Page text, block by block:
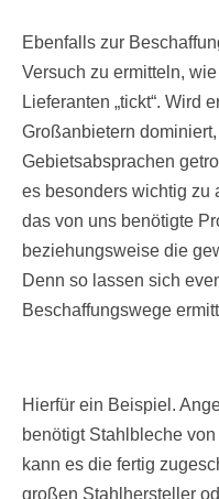
Ebenfalls zur
Versuch zu ermitteln,
Lieferanten „tickt“. Wird
Großanbietern
Gebietsabsprachen
es besonders wichtig zu
das von uns benötigte
beziehungsweise die
Denn so lassen sich
Beschaffungswege
Hierfür ein Beispiel.
benötigt Stahlbleche
kann es die fertig
großen Stahlhersteller